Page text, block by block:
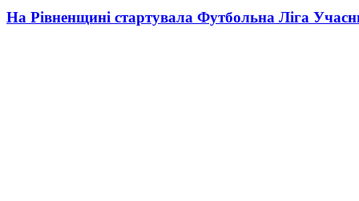
На Рівненщині стартувала Футбольна Ліга